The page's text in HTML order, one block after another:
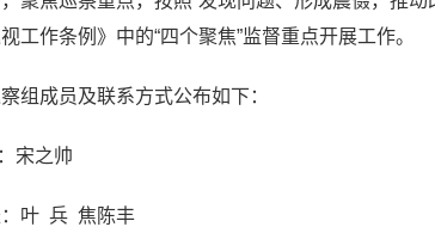
工作条例》中的“四个聚焦”监督重点开展工作。
组成员及联系方式公布如下：
宋之帅
：叶 兵 焦陈丰